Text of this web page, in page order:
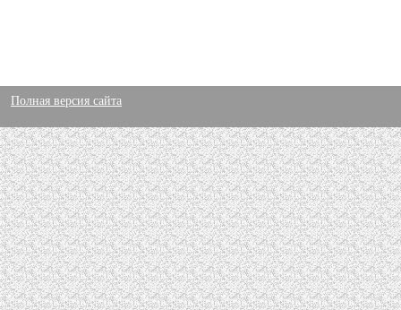
Полная версия сайта